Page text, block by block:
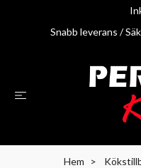
Snabb leverans /
Hem